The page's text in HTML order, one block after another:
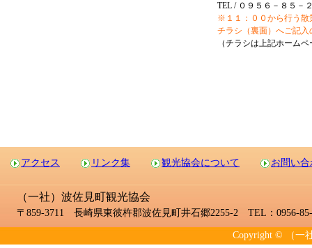
TEL / ０９５６－８５
※１１：００から行う散
チラシ（裏面）へご記
（チラシは上記ホーム
アクセス リンク集 観光協会について お問い
（一社）波佐見町観光協会
〒859-3711 長崎県東彼杵郡波佐見町井石郷2255-2 TEL：0956-
Copyright © （一